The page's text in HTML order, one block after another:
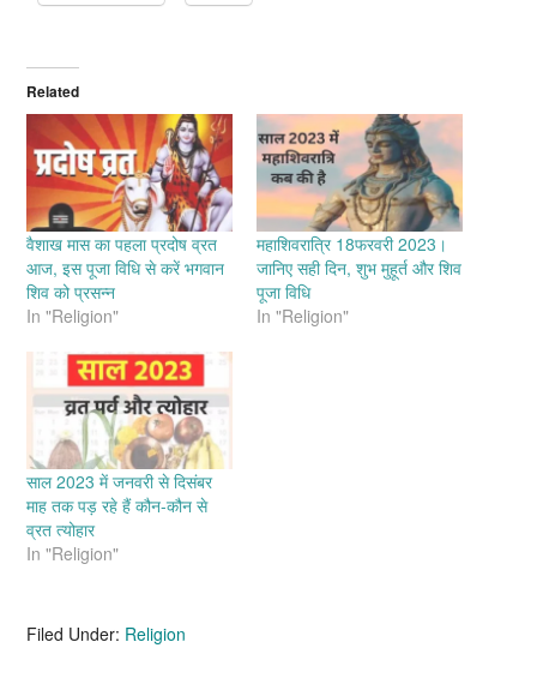
Related
वैशाख मास का पहला प्रदोष व्रत
आज, इस पूजा विधि से करें भगवान
शिव को प्रसन्न
In "Religion"
महाशिवरात्रि 18फरवरी 2023।
जानिए सही दिन, शुभ मुहूर्त और शिव
पूजा विधि
In "Religion"
साल 2023 में जनवरी से दिसंबर
माह तक पड़ रहे हैं कौन-कौन से
व्रत त्योहार
In "Religion"
Filed Under: Religion